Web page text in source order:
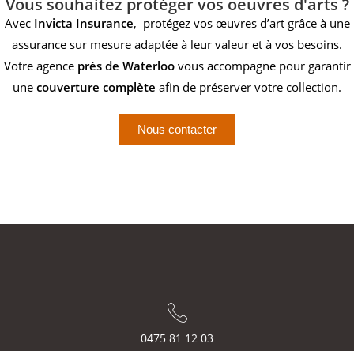
Vous souhaitez protéger vos oeuvres d'arts ?
Avec Invicta Insurance, protégez vos œuvres d’art grâce à une
assurance sur mesure adaptée à leur valeur et à vos besoins.
Votre agence près de Waterloovous accompagne pour garantir
une couverture complète afin de préserver votre collection.
Nous contacter
0475 81 12 03